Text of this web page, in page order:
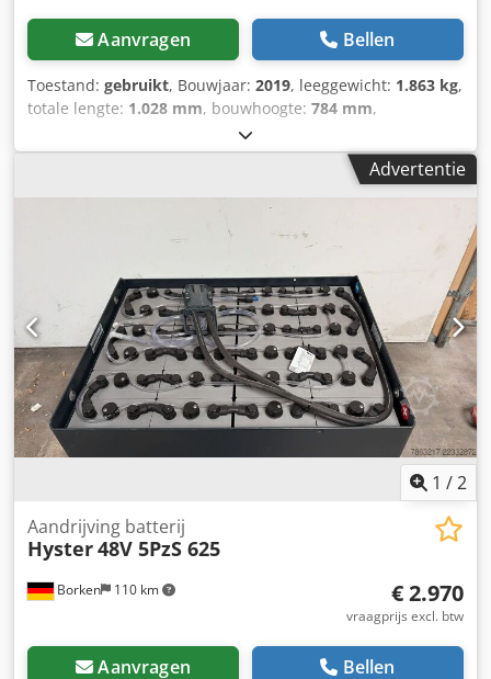
Aanvragen Bellen
Toestand: gebruikt, Bouwjaar: 2019, leeggewicht: 1.863 kg,
totale lengte: 1.028 mm, bouwhoogte: 784 mm,
, Aandrijfbatterij Djdpfx Aeztg
Hujpheck Batterijspanning: 80 V Batterijcapaciteit: 775 Ah
Batterijtype: PzS Bouwjaar batterij: 2019 Conditie batterij:
80 - 100% Beschrijving: Geschikt voor Linde BR 388 E 35, 40
Capaciteit: 81%. De prijs is inclusief de inname van een
Advertentie
1 /2
Borken 110 km
Aandrijving batterij
Hyster48V 5PzS 625
€ 2.970
vraagprijs excl. btw
Aanvragen Bellen